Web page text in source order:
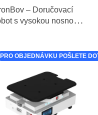
– Doručovací
s vysokou nosností
PRO OBJEDNÁVKU POŠLETE